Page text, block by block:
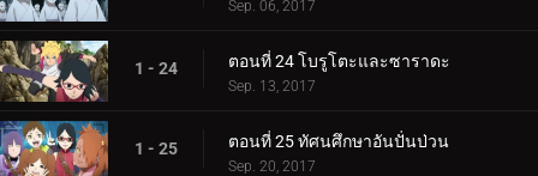
Sep. 06, 2017
1 - 24 ตอนที่ 24 โบรูโตะและซาราดะ
Sep. 13, 2017
1 - 25 ตอนที่ 25 ทัศนศึกษาอันปั่นป่วน
Sep. 20, 2017